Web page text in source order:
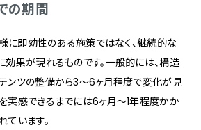
の期間
に即効性のある施策ではなく、継続的な
効果が現れるものです。一般的には、構造
ンツの整備から3〜6ヶ月程度で変化が見
実感できるまでには6ヶ月〜1年程度かか
ています。